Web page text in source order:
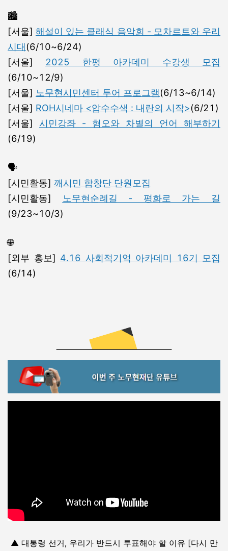
🏙️
[서울]해설이 있는 클래식 음악회 - 모차르트와 우리
시대(6/10~6/24)
[서울] 2025 한평 아카데미 수강생 모집
(6/10~12/9)
[서울] 노무현시민센터 투어 프로그램(6/13~6/14)
[서울] ROH시네마 <압수수색 : 내란의 시작>(6/21)
[서울] 시민강좌 - 혐오와 차별의 언어 해부하기
(6/19)
🗣️
[시민활동] 깨시민 합창단 단원모집
[시민활동]
노무현순례길 - 평화로 가는 길
(9/23~10/3)
🌐
[외부 홍보] 4.16 사회적기억 아카데미 16기 모집
(6/14)
▲ 대통령 선거, 우리가 반드시 투표해야 할 이유 [다시 만